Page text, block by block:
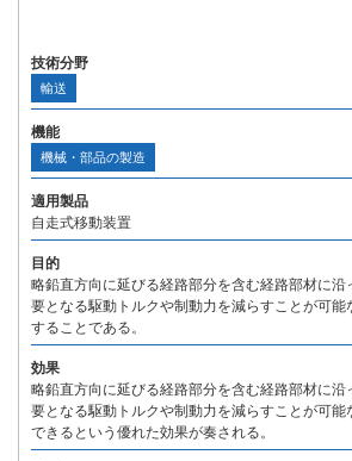
技術分野
輸送
機能
機械・部品の製造
適用製品
自走式移動装置
目的
略鉛直方向に延びる経路部分を含む経路部材に
要となる駆動トルクや制動力を減らすことが可
することである。
効果
略鉛直方向に延びる経路部分を含む経路部材に
要となる駆動トルクや制動力を減らすことが可
できるという優れた効果が奏される。